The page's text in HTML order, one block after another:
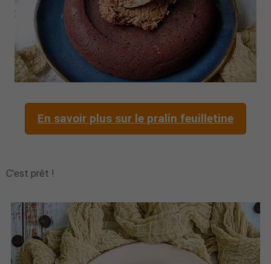
En savoir plus sur le pralin feuilletine
C'est prêt !